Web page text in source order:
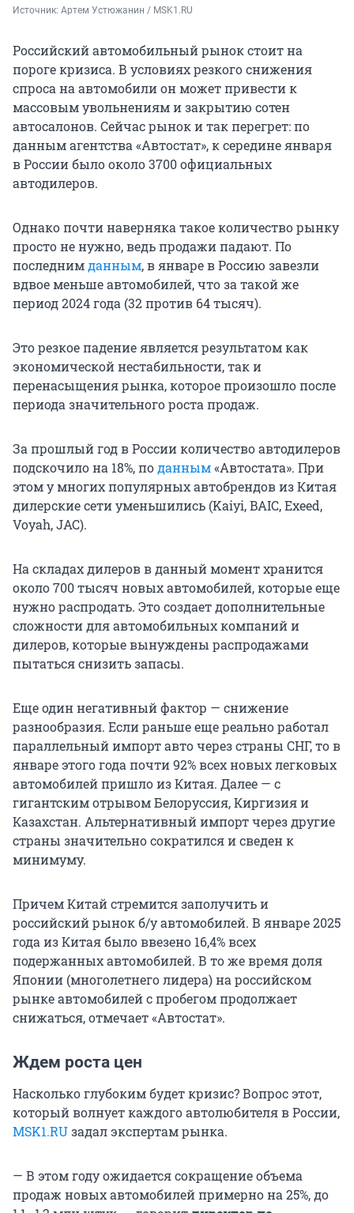
Источник: Артем Устюжанин / MSK1.RU
Российский автомобильный рынок стоит на
пороге кризиса. В условиях резкого снижения
спроса на автомобили он может привести к
массовым увольнениям и закрытию сотен
автосалонов. Сейчас рынок и так перегрет: по
данным агентства «Автостат», к середине января
в России было около 3700 официальных
автодилеров.
Однако почти наверняка такое количество рынку
просто не нужно, ведь продажи падают. По
последнимданным, в январе в Россию завезли
вдвое меньше автомобилей, что за такой же
период 2024 года (32 против 64 тысяч).
Это резкое падение является результатом как
экономической нестабильности, так и
перенасыщения рынка, которое произошло после
периода значительного роста продаж.
За прошлый год в России количество автодилеров
подскочило на 18%, поданным«Автостата». При
этом у многих популярных автобрендов из Китая
дилерские сети уменьшились (Kaiyi, BAIC, Exeed,
Voyah, JAC).
На складах дилеров в данный момент хранится
около 700 тысяч новых автомобилей, которые еще
нужно распродать. Это создает дополнительные
сложности для автомобильных компаний и
дилеров, которые вынуждены распродажами
пытаться снизить запасы.
Еще один негативный фактор — снижение
разнообразия. Если раньше еще реально работал
параллельный импорт авто через страны СНГ, то в
январе этого года почти 92% всех новых легковых
автомобилей пришло из Китая. Далее — с
гигантским отрывом Белоруссия, Киргизия и
Казахстан. Альтернативный импорт через другие
страны значительно сократился и сведен к
минимуму.
Причем Китай стремится заполучить и
российский рынок б/у автомобилей. В январе 2025
года из Китая было ввезено 16,4% всех
подержанных автомобилей. В то же время доля
Японии (многолетнего лидера) на российском
рынке автомобилей с пробегом продолжает
снижаться, отмечает «Автостат».
Ждем роста цен
Насколько глубоким будет кризис? Вопрос этот,
который волнует каждого автолюбителя в России,
MSK1.RUзадал экспертам рынка.
— В этом году ожидается сокращение объема
продаж новых автомобилей примерно на 25%, до